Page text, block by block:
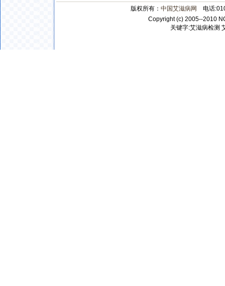
版权所有： 中国艾滋病网
电话
Copyright (c) 2005--2010
关键字:艾滋病检测